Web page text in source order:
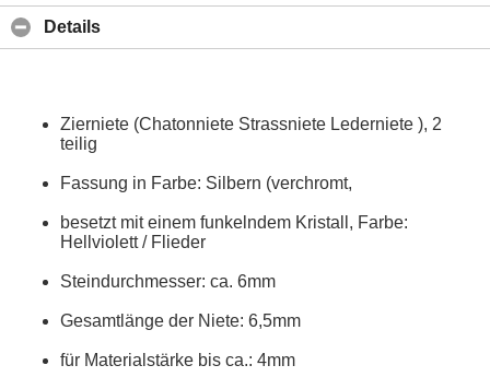
Details
Zierniete (Chatonniete Strassniete Lederniete ), 2
teilig
Fassung in Farbe: Silbern (verchromt,
besetzt mit einem funkelndem Kristall, Farbe:
Hellviolett / Flieder
Steindurchmesser: ca. 6mm
Gesamtlänge der Niete: 6,5mm
für Materialstärke bis ca.: 4mm